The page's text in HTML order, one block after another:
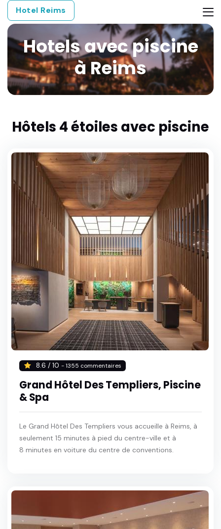
Hotel Reims
Hotels avec piscine
à Reims
Hôtels 4 étoiles avec piscine
8.6 / 10 - 1355 commentaires
Grand Hôtel Des Templiers, Piscine
& Spa
Le Grand Hôtel Des Templiers vous accueille à Reims, à
seulement 15 minutes à pied du centre-ville et à
8 minutes en voiture du centre de conventions.